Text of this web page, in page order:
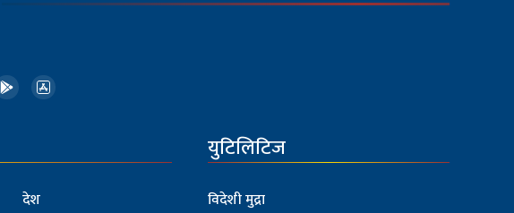
देश
युटिलिटिज
विदेशी मुद्रा